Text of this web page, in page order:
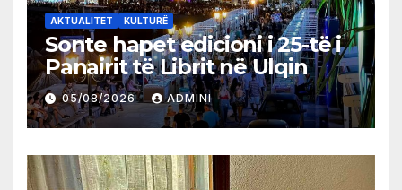
AKTUALITET KULTURË
Sonte hapet edicioni i 25-të i
Panairit të Librit në Ulqin
05/08/2026 ADMINI